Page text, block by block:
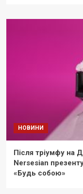
НОВИНИ
Після тріумфу на
Nersesian
«Будь собою»